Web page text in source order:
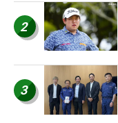
2
3